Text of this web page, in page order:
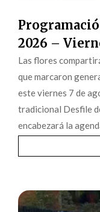
2026 –
Las flores
que marcaron
este viernes 7 de
tradicional Desfile
encabezará la